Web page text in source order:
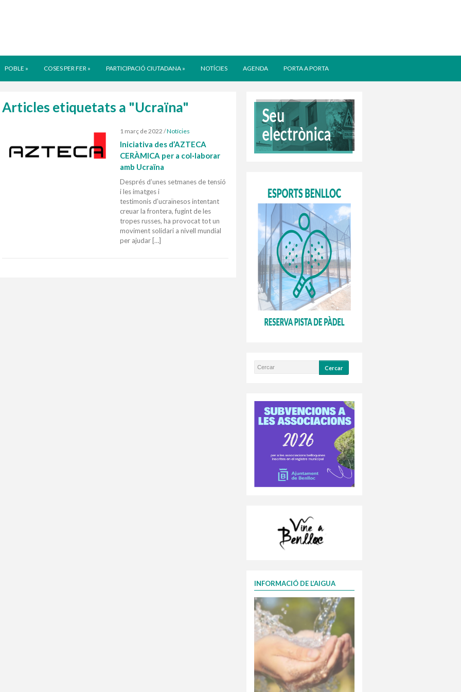
POBLE » COSES PER FER » PARTICIPACIÓ CIUTADANA » NOTÍCIES AGENDA PORTA A PORTA
Articles etiquetats a "Ucraïna"
1 març de 2022 /Notícies
Iniciativa des d’AZTECA
CERÀMICA per a col·laborar
amb Ucraïna
Després d’unes setmanes de tensió
i les imatges i
testimonis d’ucraïnesos intentant
creuar la frontera, fugint de les
tropes russes, ha provocat tot un
moviment solidari a nivell mundial
per ajudar […]
INFORMACIÓ DE L’AIGUA